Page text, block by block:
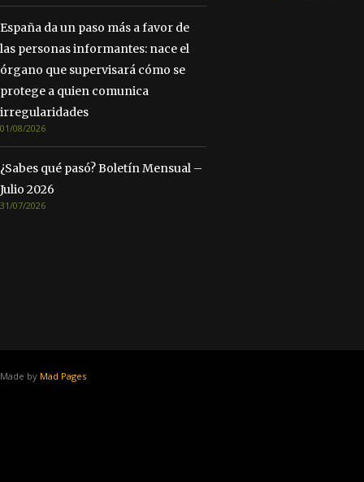
España da un paso más a favor de
las personas informantes: nace el
órgano que supervisará cómo se
protege a quien comunica
irregularidades
01/08/2026
¿Sabes qué pasó? Boletín Mensual –
Julio 2026
31/07/2026
Made by Mad Pages